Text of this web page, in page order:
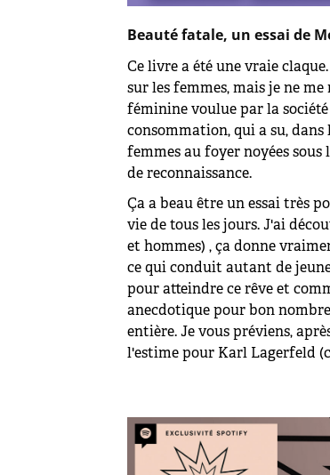
Beauté fatale, un essai de
Ce livre a été une vraie
sur les femmes, mais je ne
féminine voulue par la
consommation, qui a su,
femmes au foyer noyées
de reconnaissance.
Ça a beau être un essai très
vie de tous les jours. J'ai
et hommes) , ça donne
ce qui conduit autant de
pour atteindre ce rêve et
anecdotique pour bon
entière. Je vous préviens,
l'estime pour Karl Lagerfeld